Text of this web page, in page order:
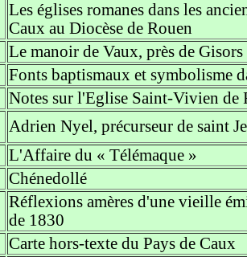
Les églises romanes dans les
Caux au Diocèse de Rouen
Le manoir de Vaux, près de Gisors
Fonts baptismaux et symbolisme
Notes sur l'Eglise Saint-Vivien de
Adrien Nyel, précurseur de saint
L'Affaire du « Télémaque »
Chénedollé
Réflexions amères d'une vieille
de 1830
Carte hors-texte du Pays de Caux